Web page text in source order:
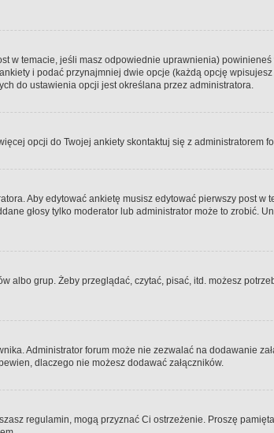
w temacie, jeśli masz odpowiednie uprawnienia)
i podać przynajmniej dwie opcje (każdą opcję
do ustawienia opcji jest określana przez administratora.
opcji do Twojej ankiety skontaktuj się z administratorem
Aby edytować ankietę musisz edytować pierwszy post
głosy tylko moderator lub administrator może to zrobić.
albo grup. Żeby przeglądać, czytać, pisać, itd. możesz
Administrator forum może nie zezwalać na dodawanie
dlaczego nie możesz dodawać załączników.
regulamin, mogą przyznać Ci ostrzeżenie. Proszę